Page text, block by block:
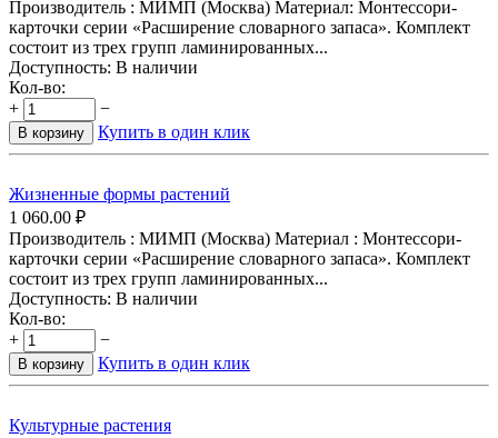
Производитель : МИМП (Москва) Материал: Монтессори-
карточки серии «Расширение словарного запаса». Комплект
состоит из трех групп ламинированных...
Доступность: В наличии
Кол-во:
+
−
В корзину Купить в один клик
Жизненные формы растений
1 060.00 ₽
Производитель : МИМП (Москва) Материал : Монтессори-
карточки серии «Расширение словарного запаса». Комплект
состоит из трех групп ламинированных...
Доступность: В наличии
Кол-во:
+
−
В корзину Купить в один клик
Культурные растения